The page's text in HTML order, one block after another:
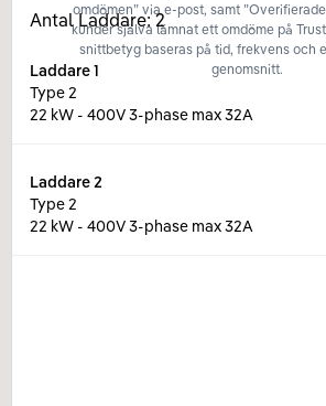
omdömen” via e-post, samt
kunder själva lämnat ett omdöme på
snittbetyg baseras på tid, frekvens och
genomsnitt.
Antal Laddare:2
Laddare1
Type 2
22 kW - 400V 3-phase max 32A
Laddare2
Type 2
22 kW - 400V 3-phase max 32A